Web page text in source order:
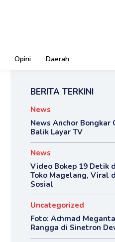
Opini Daerah
BERITA TERKINI
News
News Anchor Bongkar
Balik Layar TV
News
Video Bokep 19 Detik
Toko Magelang, Viral
Sosial
Uncategorized
Foto: Achmad
Rangga di Sinetron